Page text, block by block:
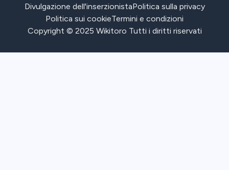
Copyright © 2025 Wikitoro Tutti i diritti riservati
Divulgazione dell'inserzionistaPolitica sulla privacy
Politica sui cookieTermini e condizioni